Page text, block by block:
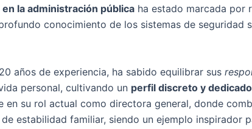
la administración pública ha estado marcada por
conocimiento de los sistemas de seguridad
años de experiencia, ha sabido equilibrar sus
personal, cultivando un perfil discreto y dedicado
en su rol actual como directora general, donde
estabilidad familiar, siendo un ejemplo inspirador